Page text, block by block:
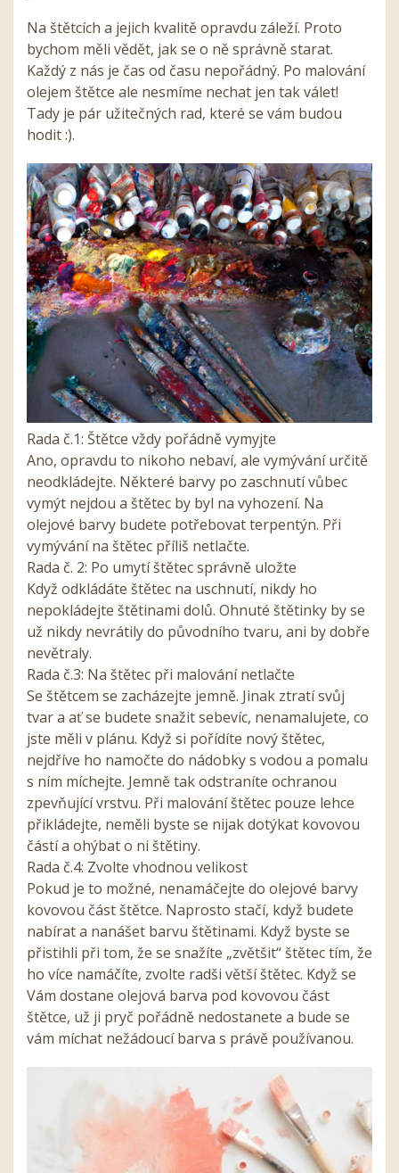
Na štětcích a jejich kvalitě opravdu záleží. Proto
bychom měli vědět, jak se o ně správně starat.
Každý z nás je čas od času nepořádný. Po malování
olejem štětce ale nesmíme nechat jen tak válet!
Tady je pár užitečných rad, které se vám budou
hodit :).
Rada č.1: Štětce vždy pořádně vymyjte
Ano, opravdu to nikoho nebaví, ale vymývání určitě
neodkládejte. Některé barvy po zaschnutí vůbec
vymýt nejdou a štětec by byl na vyhození. Na
olejové barvy budete potřebovat terpentýn. Při
vymývání na štětec příliš netlačte.
Rada č. 2: Po umytí štětec správně uložte
Když odkládáte štětec na uschnutí, nikdy ho
nepokládejte štětinami dolů. Ohnuté štětinky by se
už nikdy nevrátily do původního tvaru, ani by dobře
nevětraly.
Rada č.3: Na štětec při malování netlačte
Se štětcem se zacházejte jemně. Jinak ztratí svůj
tvar a ať se budete snažit sebevíc, nenamalujete, co
jste měli v plánu. Když si pořídíte nový štětec,
nejdříve ho namočte do nádobky s vodou a pomalu
s ním míchejte. Jemně tak odstraníte ochranou
zpevňující vrstvu. Při malování štětec pouze lehce
přikládejte, neměli byste se nijak dotýkat kovovou
částí a ohýbat o ni štětiny.
Rada č.4: Zvolte vhodnou velikost
Pokud je to možné, nenamáčejte do olejové barvy
kovovou část štětce. Naprosto stačí, když budete
nabírat a nanášet barvu štětinami. Když byste se
přistihli při tom, že se snažíte „zvětšit“ štětec tím, že
ho více namáčíte, zvolte radši větší štětec. Když se
Vám dostane olejová barva pod kovovou část
štětce, už ji pryč pořádně nedostanete a bude se
vám míchat nežádoucí barva s právě používanou.